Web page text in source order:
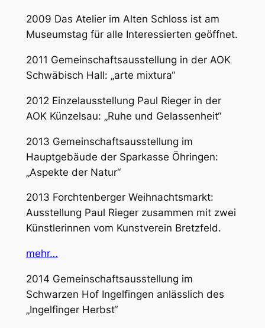
2009 Das Atelier im Alten Schloss ist am
Museumstag für alle Interessierten geöffnet.
2011 Gemeinschaftsausstellung in der AOK
Schwäbisch Hall: „arte mixtura“
2012 Einzelausstellung Paul Rieger in der
AOK Künzelsau: „Ruhe und Gelassenheit“
2013 Gemeinschaftsausstellung im
Hauptgebäude der Sparkasse Öhringen:
„Aspekte der Natur“
2013 Forchtenberger Weihnachtsmarkt:
Ausstellung Paul Rieger zusammen mit zwei
Künstlerinnen vom Kunstverein Bretzfeld.
mehr…
2014 Gemeinschaftsausstellung im
Schwarzen Hof Ingelfingen anlässlich des
„Ingelfinger Herbst“